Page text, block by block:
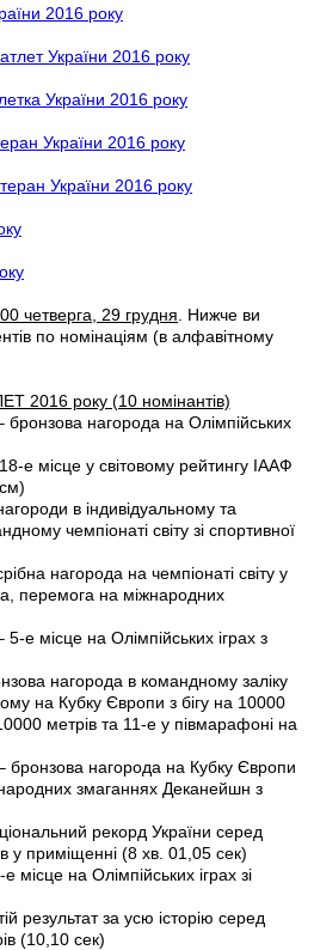
2016 року
України 2016 року
України 2016 року
України 2016 року
України 2016 року
четверга, 29 грудня . Нижче ви
по номінаціям (в алфавітному
2016 року (10 номінантів)
нагорода на Олімпійських
місце у світовому рейтингу ІААФ
в індивідуальному та
чемпіонаті світу зі спортивної
нагорода на чемпіонаті світу у
перемога на міжнародних
місце на Олімпійських іграх з
нагорода в командному заліку
на Кубку Європи з бігу на 10000
метрів та 11-е у півмарафоні на
нагорода на Кубку Європи
змаганнях Деканейшн з
рекорд України серед
у приміщенні (8 хв. 01,05 сек)
на Олімпійських іграх зі
за усю історію серед
(10,10 сек)